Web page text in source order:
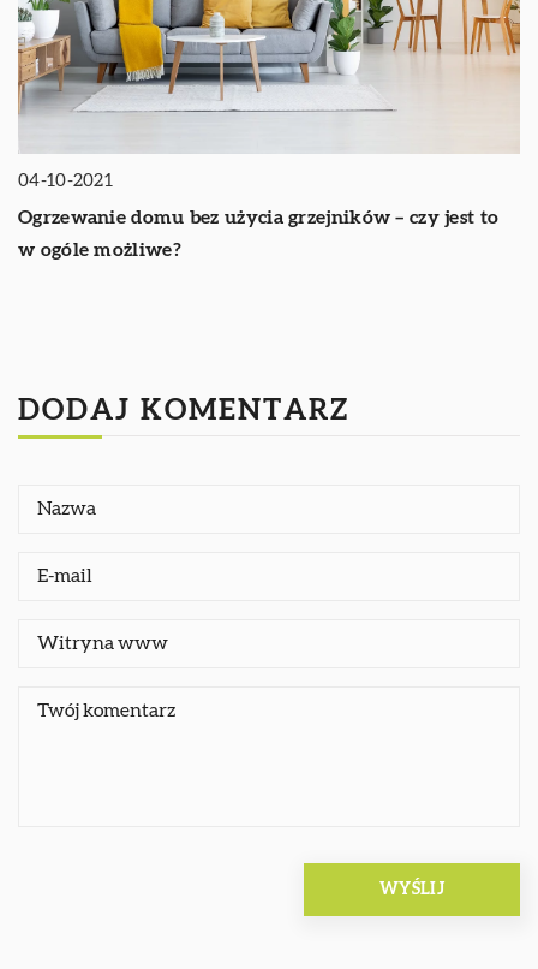
04-10-2021
Ogrzewanie domu bez użycia grzejników – czy jest to
w ogóle możliwe?
DODAJ KOMENTARZ